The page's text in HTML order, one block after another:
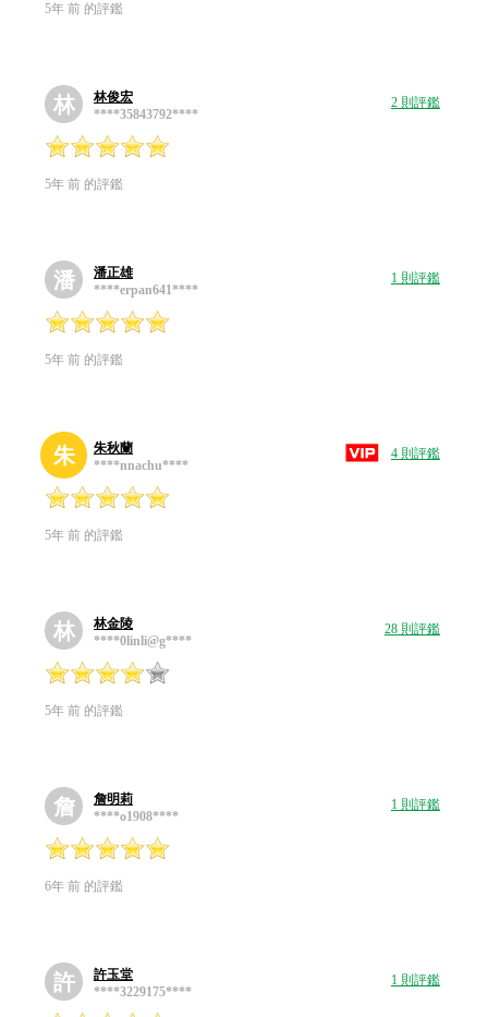
5年 前 的評鑑
林
林俊宏
****35843792****
2 則評鑑
5年 前 的評鑑
潘
潘正雄
****erpan641****
1 則評鑑
5年 前 的評鑑
朱
朱秋蘭
****nnachu****
4 則評鑑
5年 前 的評鑑
林
林金陵
****0linli@g****
28 則評鑑
5年 前 的評鑑
詹
詹明莉
****o1908****
1 則評鑑
6年 前 的評鑑
許
許玉堂
****3229175****
1 則評鑑